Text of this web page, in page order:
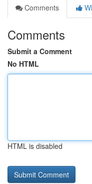
Comments
Comments
Submit a Comment
No HTML
HTML is disabled